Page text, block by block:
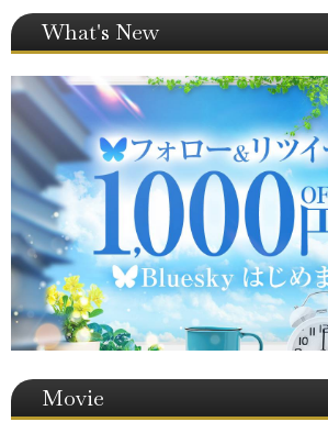
What's New
Movie